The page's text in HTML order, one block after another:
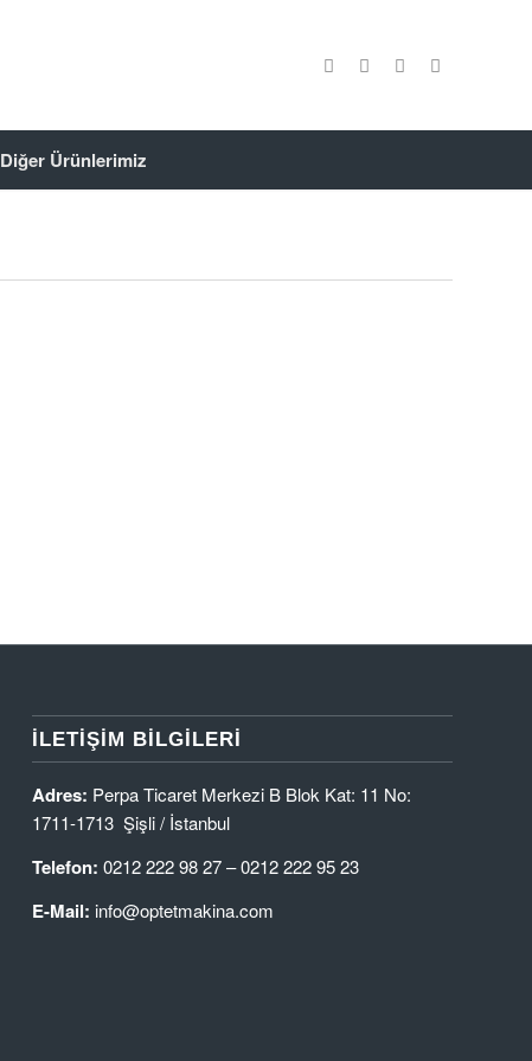
Diğer Ürünlerimiz
İLETIŞIM BILGILERI
Adres: Perpa Ticaret Merkezi B Blok Kat: 11 No:
1711-1713 Şişli / İstanbul
Telefon: 0212 222 98 27 – 0212 222 95 23
E-Mail: info@optetmakina.com